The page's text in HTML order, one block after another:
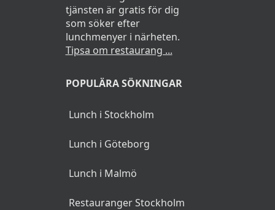
tjänsten är gratis för dig
som söker efter
lunchmenyer i närheten.
Tipsa om restaurang ...
POPULÄRA SÖKNINGAR
Lunch i Stockholm
Lunch i Göteborg
Lunch i Malmö
Restauranger Stockholm